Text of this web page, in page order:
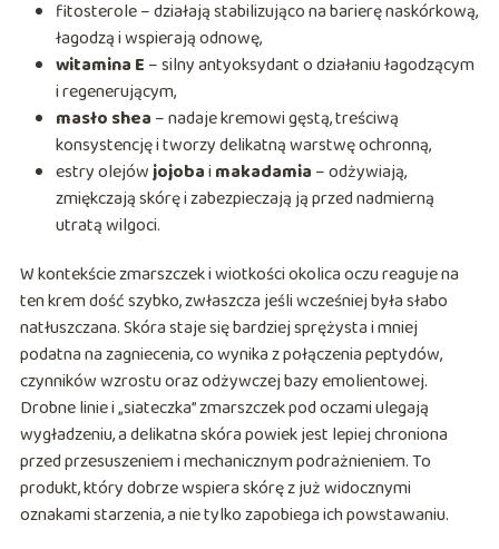
fitosterole – działają stabilizująco na barierę naskórkową,
łagodzą i wspierają odnowę,
witamina E – silny antyoksydant o działaniu łagodzącym
i regenerującym,
masło shea – nadaje kremowi gęstą, treściwą
konsystencję i tworzy delikatną warstwę ochronną,
estry olejówjojobai makadamia – odżywiają,
zmiękczają skórę i zabezpieczają ją przed nadmierną
utratą wilgoci.
W kontekście zmarszczek i wiotkości okolica oczu reaguje na
ten krem dość szybko, zwłaszcza jeśli wcześniej była słabo
natłuszczana. Skóra staje się bardziej sprężysta i mniej
podatna na zagniecenia, co wynika z połączenia peptydów,
czynników wzrostu oraz odżywczej bazy emolientowej.
Drobne linie i „siateczka” zmarszczek pod oczami ulegają
wygładzeniu, a delikatna skóra powiek jest lepiej chroniona
przed przesuszeniem i mechanicznym podrażnieniem. To
produkt, który dobrze wspiera skórę z już widocznymi
oznakami starzenia, a nie tylko zapobiega ich powstawaniu.